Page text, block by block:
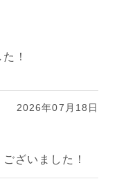
！
2026年07月18日
ざいました！